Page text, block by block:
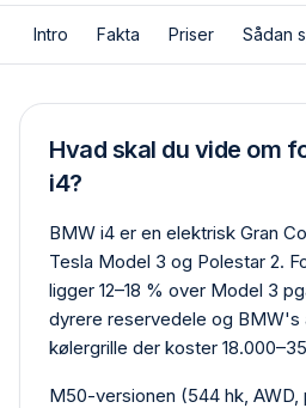
Intro Fakta Priser Sådan
Hvad skal du vide om
i4?
BMW i4 er en elektrisk Gran
Tesla Model 3 og Polestar 2.
ligger 12–18 % over Model 3
dyrere reservedele og BMW's
kølergrille der koster
M50-versionen (544 hk,